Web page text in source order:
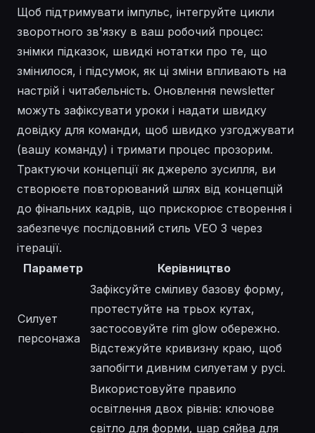
Щоб підтримувати імпульс, інтегруйте цикли
зворотного зв'язку в ваш робочий процес:
знімки підказок, швидкі нотатки про те, що
змінилося, і підсумок, як ці зміни впливають на
настрій і читабельність. Оновлення newsletter
можуть зафіксувати уроки і надати швидку
довідку для команди, щоб швидко узгоджувати
(вашу команду) і тримати процес прозорим.
Трактуючи концепції як джерело зусилля, ви
створюєте повторюваний шлях від концепцій
до фінальних кадрів, що прискорює створення і
забезпечує послідовний стиль VEO 3 через
ітерації.
Параметр
Керівництво
Силует
персонажа
Зафіксуйте сміливу базову форму,
протестуйте на трьох кутах,
застосовуйте rim glow обережно.
Відстежуйте кривизну краю, щоб
запобігти дивним силуетам у русі.
Використовуйте правило
освітлення двох рівнів: ключове
світло для форми, шар сяйва для